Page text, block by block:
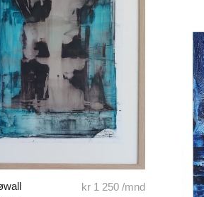
kr 1 250 /mnd